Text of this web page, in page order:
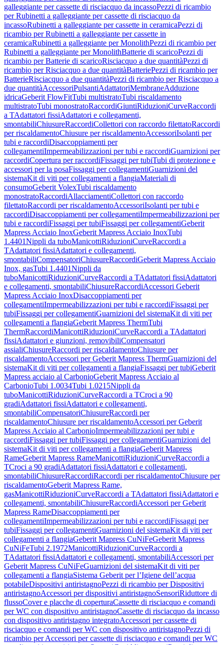
galleggiante per cassette di risciacquo da incassoPezzi di ricambio
per Rubinetti a galleggiante per cassette di risciacquo da
incassoRubinetti a galleggiante per cassette in ceramicaPezzi di
ricambio per Rubinetti a galleggiante per cassette in
ceramicaRubinetti a galleggiante per MonolithPezzi di ricambio per
Rubinetti a galleggiante per MonolithBatterie di scaricoPezzi di
ricambio per Batterie di scaricoRisciacquo a due quantitàPezzi di
ricambio per Risciacquo a due quantitàBatteriePezzi di ricambio per
BatterieRisciacquo a due quantitàPezzi di ricambio per Risciacquo a
due quantitàAccessoriPulsantiAdattatoriMembraneAdduzione
idricaGeberit FlowFitTubi multistratoTubi riscaldamento
multistratoTubi monostratoRaccordiGiuntiRiduzioniCurveRaccordi
a TAdattatori fissiAdattatori e collegamenti,
smontabiliChiusureRaccordiCollettori con raccordo filettatoRaccordi
per riscaldamentoChiusure per riscaldamentoAccessoriIsolanti per
tubi e raccordiDisaccoppiamenti per
collegamentiImpermeabilizzazioni per tubi e raccordiGuarnizioni per
raccordiCopertura per raccordiFissaggi per tubiTubi di protezione e
accessori per la posaFissaggi per collegamentiGuarnizioni del
sistemaKit di viti per collegamenti a flangiaMateriali di
consumoGeberit VolexTubi riscaldamento
monostratoRaccordiAllacciamentiCollettori con raccordo
filettatoRaccordi per riscaldamentoAccessoriIsolanti per tubi e
raccordiDisaccoppiamenti per collegamentiImpermeabilizzazioni per
tubi e raccordiFissaggi per tubiFissaggi per collegamentiGeberit
Mapress Acciaio InoxGeberit Mapress Acciaio InoxTubi
1.4401Nippli da tuboManicottiRiduzioniCurveRaccordi a
TAdattatori fissiAdattatori e collegamenti,
smontabiliCompensatoriChiusureRaccordiGeberit Mapress Acciaio
Inox, gasTubi 1.4401Nippli da
tuboManicottiRiduzioniCurveRaccordi a TAdattatori fissiAdattatori
e collegamenti, smontabiliChiusureRaccordiAccessori Geberit
Mapress Acciaio InoxDisaccoppiamenti per
collegamentiImpermeabilizzazioni per tubi e raccordiFissaggi per
tubiFissaggi per collegamentiGuarnizioni del sistemaKit di viti per
collegamenti a flangiaGeberit Mapress ThermTubi
ThermRaccordiManicottiRiduzioniCurveRaccordi a TAdattatori
fissiAdattatori e giunzioni, removibiliCompensatori
assialiChiusureRaccordi per riscaldamentoChiusure per
riscaldamentoAccessori per Geberit Mapress ThermGuarnizioni del
sistemaKit di viti per collegamenti a flangiaFissaggi per tubiGeberit
Mapress acciaio al CarbonioGeberit Mapress Acciaio al
CarbonioTubi 1.0034Tubi 1.0215Nippli da
tuboManicottiRiduzioniCurveRaccordi a TCroci a 90
gradiAdattatori fissiAdattatori e collegamenti,
smontabiliCompensatoriChiusureRaccordi per
riscaldamentoChiusure per riscaldamentoAccessori per Geberit
Mapress Acciaio al CarbonioImpermeabilizzazioni per tubi e
raccordiFissaggi per tubiFissaggi per collegamentiGuarnizioni del
sistemaKit di viti per collegamenti a flangiaGeberit Mapress
RameGeberit Mapress RameManicottiRiduzioniCurveRaccordi a
TCroci a 90 gradiAdattatori fissiAdattatori e collegamenti,
smontabiliChiusureRaccordiRaccordi per riscaldamentoChiusure per
riscaldamentoGeberit Mapress Rame,
gasManicottiRiduzioniCurveRaccordi a TAdattatori fissiAdattatori e
collegamenti, smontabiliChiusureRaccordiAccessori per Geberit
Mapress RameDisaccoppiamenti per
collegamentiImpermeabilizzazioni per tubi e raccordiFissaggi per
tubiFissaggi per collegamentiGuarnizioni del sistemaKit di viti per
collegamenti a flangiaGeberit Mapress CuNiFeGeberit Mapress
CuNiFeTubi 2.1972ManicottiRiduzioniCurveRaccordi a
TAdattatori fissiAdattatori e collegamenti, smontabiliAccessori per
Geberit Mapress CuNiFeGuarnizioni del sistemaKit di viti per
collegamenti a flangiaSistema Geberit per l’Igiene dell’acqua
potabileDispositivi antiristagnoPezzi di ricambio per Dispositivi
antiristagnoAccessori per dispositivi antiristagnoSensoriRiduttore di
flussoCover e placche di coperturaCassette di risciacquo e comandi
per WC con dispositivo antiristagnoCassette di risciacquo da incasso
con dispositivo antiristagno integratoAccessori per cassette di
risciacquo e comandi per WC con dispositivo antiristagnoPezzi di
ricambio per Accessori per cassette di risciacquo e comandi per WC